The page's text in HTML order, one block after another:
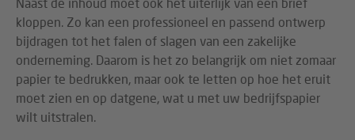
kloppen. Zo kan een professioneel en passend ontwerp
bijdragen tot het falen of slagen van een zakelijke
onderneming. Daarom is het zo belangrijk om niet zomaar
papier te bedrukken, maar ook te letten op hoe het eruit
moet zien en op datgene, wat u met uw bedrijfspapier
wilt uitstralen.